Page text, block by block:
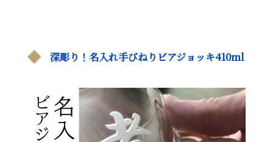
深彫り！名入れ手びねりビアジョッキ410ml